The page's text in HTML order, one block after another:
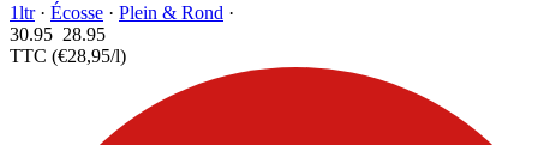
1ltr· Écosse · Plein & Rond ·
30.95 28.95
TTC (€28,95/l)